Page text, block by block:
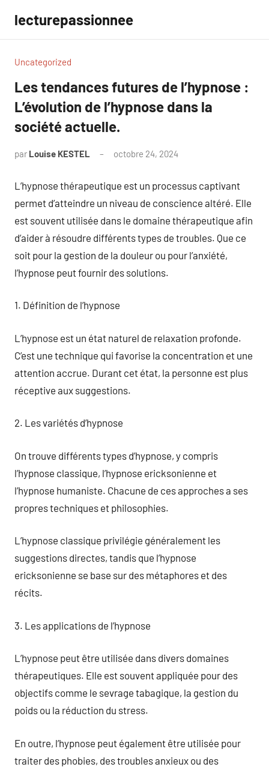
contenu
lecturepassionnee
Uncategorized
Les tendances futures de l’hypnose :
L’évolution de l’hypnose dans la
société actuelle.
par Louise KESTEL octobre 24, 2024
L’hypnose thérapeutique est un processus captivant
permet d’atteindre un niveau de conscience altéré. Elle
est souvent utilisée dans le domaine thérapeutique afin
d’aider à résoudre différents types de troubles. Que ce
soit pour la gestion de la douleur ou pour l’anxiété,
l’hypnose peut fournir des solutions.
1. Définition de l’hypnose
L’hypnose est un état naturel de relaxation profonde.
C’est une technique qui favorise la concentration et une
attention accrue. Durant cet état, la personne est plus
réceptive aux suggestions.
2. Les variétés d’hypnose
On trouve différents types d’hypnose, y compris
l’hypnose classique, l’hypnose ericksonienne et
l’hypnose humaniste. Chacune de ces approches a ses
propres techniques et philosophies.
L’hypnose classique privilégie généralement les
suggestions directes, tandis que l’hypnose
ericksonienne se base sur des métaphores et des
récits.
3. Les applications de l’hypnose
L’hypnose peut être utilisée dans divers domaines
thérapeutiques. Elle est souvent appliquée pour des
objectifs comme le sevrage tabagique, la gestion du
poids ou la réduction du stress.
En outre, l’hypnose peut également être utilisée pour
traiter des phobies, des troubles anxieux ou des